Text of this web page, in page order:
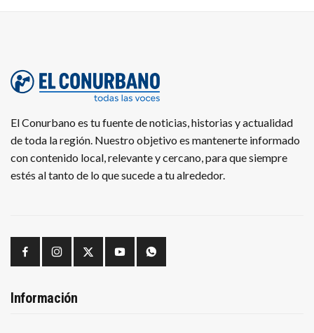
El Conurbano es tu fuente de noticias, historias y actualidad
de toda la región. Nuestro objetivo es mantenerte informado
con contenido local, relevante y cercano, para que siempre
estés al tanto de lo que sucede a tu alrededor.
Información